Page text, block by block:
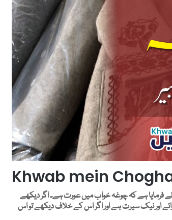
Khwab mein
فرمایا ہے کہ چوغہ خواب میں عورت ہے۔ اگر دیکھے
اور نیک سیرت ہے اور اگر اس کے خلاف دیکھے تو اس